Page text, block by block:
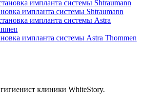
импланта системы Shtraumann
импланта системы Astra Thommen
клиники WhiteStory.